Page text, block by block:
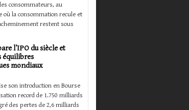
consommateurs, au
où la consommation recule et
restent sous
l’IPO du siècle et
équilibres
mondiaux
son introduction en Bourse
record de 1.750 milliards
des pertes de 2,6 milliards